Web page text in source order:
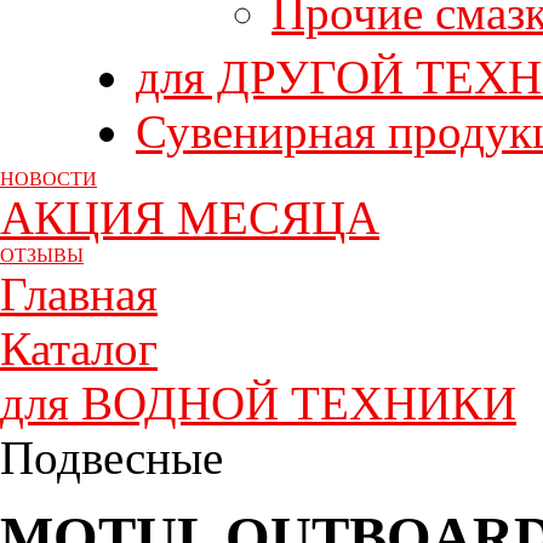
Прочие
для ДРУГОЙ
Сувенирная
НОВОСТИ
АКЦИЯ МЕСЯЦА
ОТЗЫВЫ
Главная
Каталог
для ВОДНОЙ ТЕХНИКИ
Подвесные